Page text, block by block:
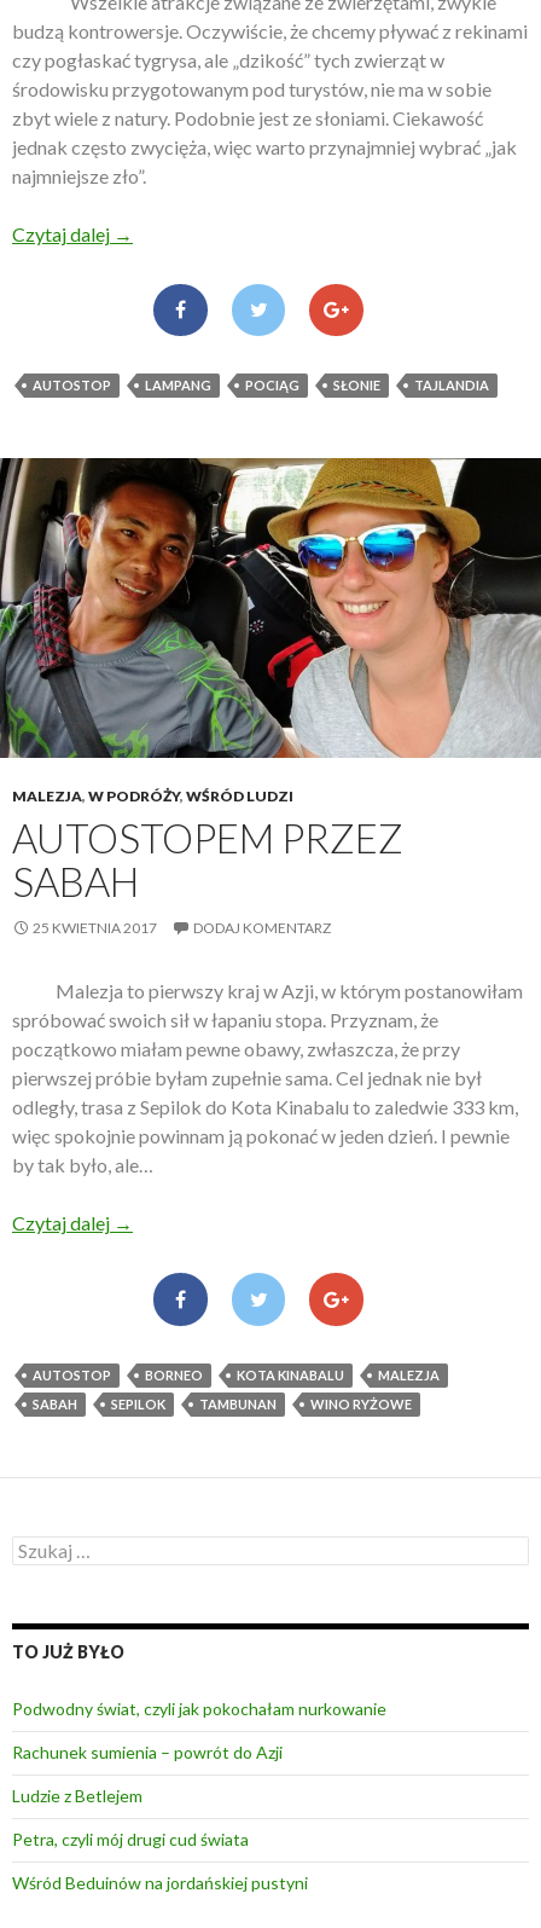
budzą kontrowersje. Oczywiście, że chcemy pływać z rekinami
czy pogłaskać tygrysa, ale „dzikość” tych zwierząt w
środowisku przygotowanym pod turystów, nie ma w sobie
zbyt wiele z natury. Podobnie jest ze słoniami. Ciekawość
jednak często zwycięża, więc warto przynajmniej wybrać „jak
najmniejsze zło”.
Czytaj dalej Wśród tajskich słoni
→
AUTOSTOP LAMPANG POCIĄG SŁONIE TAJLANDIA
MALEZJA, W PODRÓŻY, WŚRÓD LUDZI
AUTOSTOPEM PRZEZ
SABAH
25 KWIETNIA 2017 DODAJ KOMENTARZ
Malezja to pierwszy kraj w Azji, w którym postanowiłam
spróbować swoich sił w łapaniu stopa. Przyznam, że
początkowo miałam pewne obawy, zwłaszcza, że przy
pierwszej próbie byłam zupełnie sama. Cel jednak nie był
odległy, trasa z Sepilok do Kota Kinabalu to zaledwie 333 km,
więc spokojnie powinnam ją pokonać w jeden dzień. I pewnie
by tak było, ale…
Czytaj dalej Autostopem przez Sabah
→
AUTOSTOP BORNEO KOTA KINABALU
MALEZJA
SABAH
SEPILOK TAMBUNAN WINO RYŻOWE
S
z
a
TO JUŻ BYŁO
Podwodny świat, czyli jak pokochałam nurkowanie
Rachunek sumienia – powrót do Azji
Ludzie z Betlejem
Petra, czyli mój drugi cud świata
Wśród Beduinów na jordańskiej pustyni